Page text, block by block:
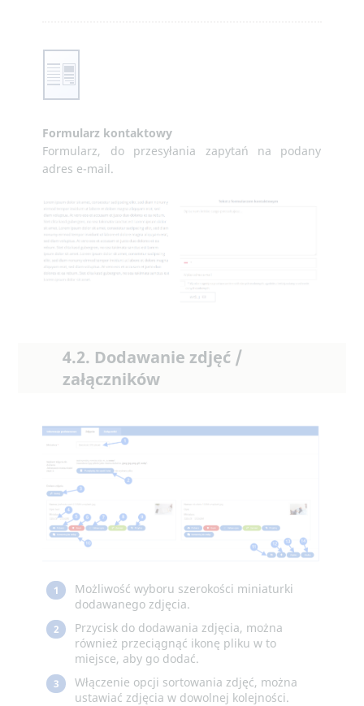
Formularz kontaktowy
Formularz, do przesyłania zapytań na podany
adres e-mail.
4.2. Dodawanie zdjęć /
załączników
1
Możliwość wyboru szerokości miniaturki
dodawanego zdjęcia.
2
Przycisk do dodawania zdjęcia, można
również przeciągnąć ikonę pliku w to
miejsce, aby go dodać.
3
Włączenie opcji sortowania zdjęć, można
ustawiać zdjęcia w dowolnej kolejności.